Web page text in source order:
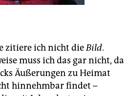
zitiere ich nicht dieBild.
muss ich das gar nicht, da
Äußerungen zu Heimat
hinnehmbar findet –